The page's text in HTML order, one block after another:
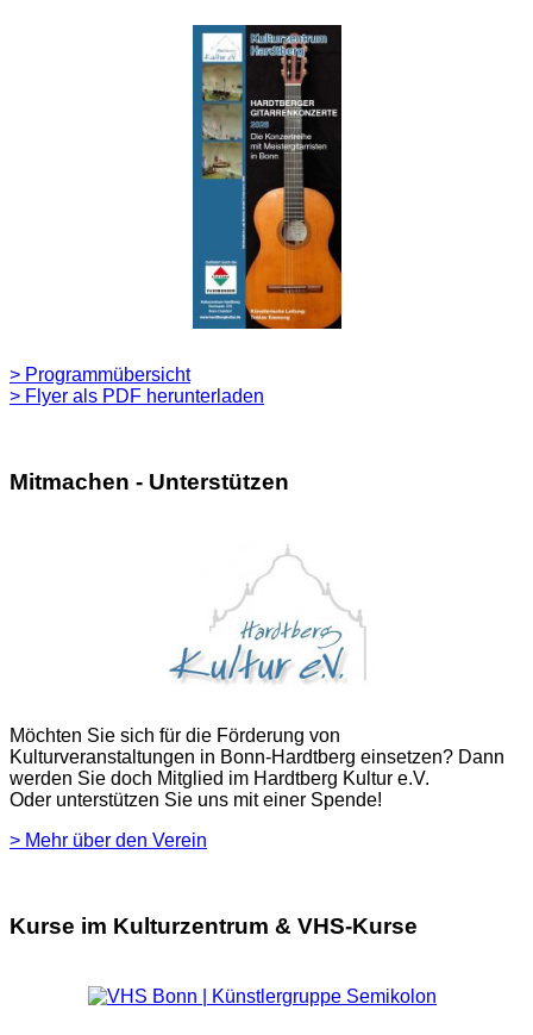
> Programmübersicht
> Flyer als PDF herunterladen
Mitmachen - Unterstützen
Möchten Sie sich für die Förderung von
Kulturveranstaltungen in Bonn-Hardtberg einsetzen? Dann
werden Sie doch Mitglied im Hardtberg Kultur e.V.
Oder unterstützen Sie uns mit einer Spende!
> Mehr über den Verein
Kurse im Kulturzentrum & VHS-Kurse